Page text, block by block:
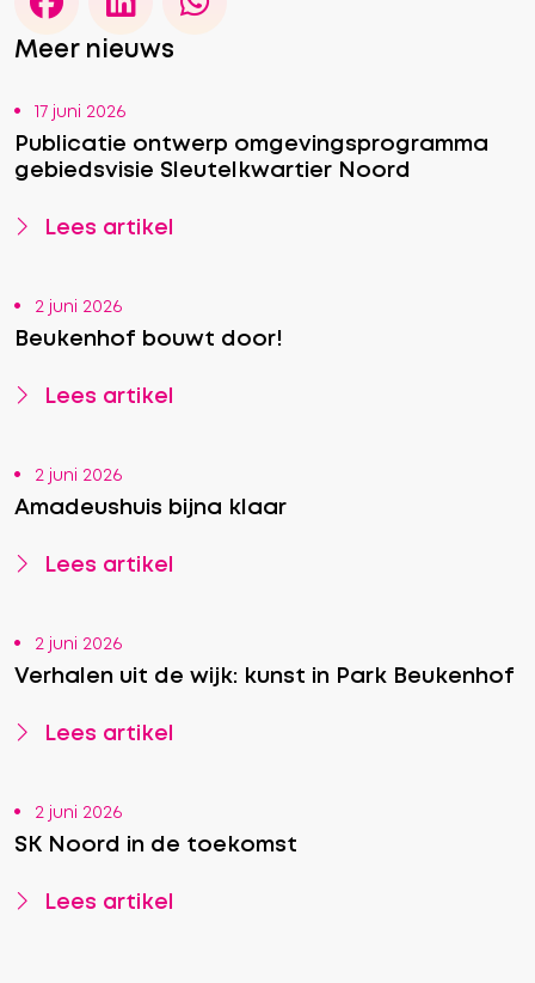
Meer nieuws
Publicatie ontwerp omgevingsprogramma
gebiedsvisie Sleutelkwartier Noord
17 juni 2026
Lees artikel
Beukenhof bouwt door!
2 juni 2026
Lees artikel
Amadeushuis bijna klaar
2 juni 2026
Lees artikel
Verhalen uit de wijk: kunst in Park Beukenhof
2 juni 2026
Lees artikel
SK Noord in de toekomst
2 juni 2026
Lees artikel